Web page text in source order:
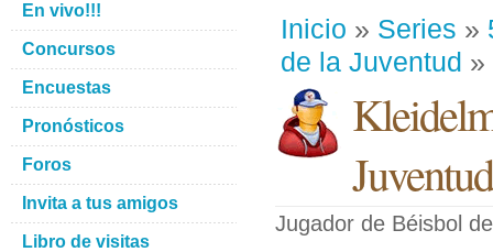
Inicio » Series »
de la Juventud »
Juventud
Jugador de Béisbol
En vivo!!!
Concursos
Encuestas
Pronósticos
Foros
Invita a tus amigos
Libro de visitas